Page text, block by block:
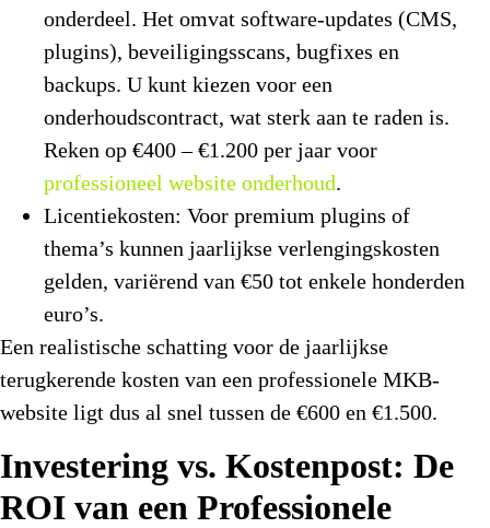
onderdeel. Het omvat software-updates (CMS,
plugins), beveiligingsscans, bugfixes en
backups. U kunt kiezen voor een
onderhoudscontract, wat sterk aan te raden is.
Reken op €400 – €1.200 per jaar voor
professioneel website onderhoud.
Licentiekosten: Voor premium plugins of
thema’s kunnen jaarlijkse verlengingskosten
gelden, variërend van €50 tot enkele honderden
euro’s.
Een realistische schatting voor de jaarlijkse
terugkerende kosten van een professionele MKB-
website ligt dus al snel tussen de €600 en €1.500.
Investering vs. Kostenpost: De
ROI van een Professionele